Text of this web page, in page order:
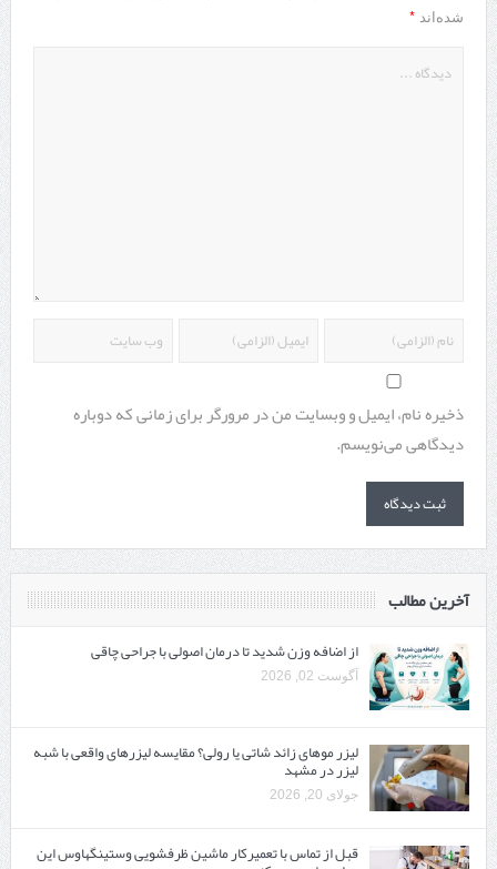
شده‌اند *
ذخیره نام، ایمیل و وبسایت من در مرورگر برای زمانی که دوباره
دیدگاهی می‌نویسم.
آخرین مطالب
از اضافه وزن شدید تا درمان اصولی با جراحی چاقی
آگوست 02, 2026
لیزر موهای زائد شاتی یا رولی؟ مقایسه لیزرهای واقعی با شبه‌
لیزر در مشهد
جولای 20, 2026
قبل از تماس با تعمیرکار ماشین ظرفشویی وستینگهاوس این